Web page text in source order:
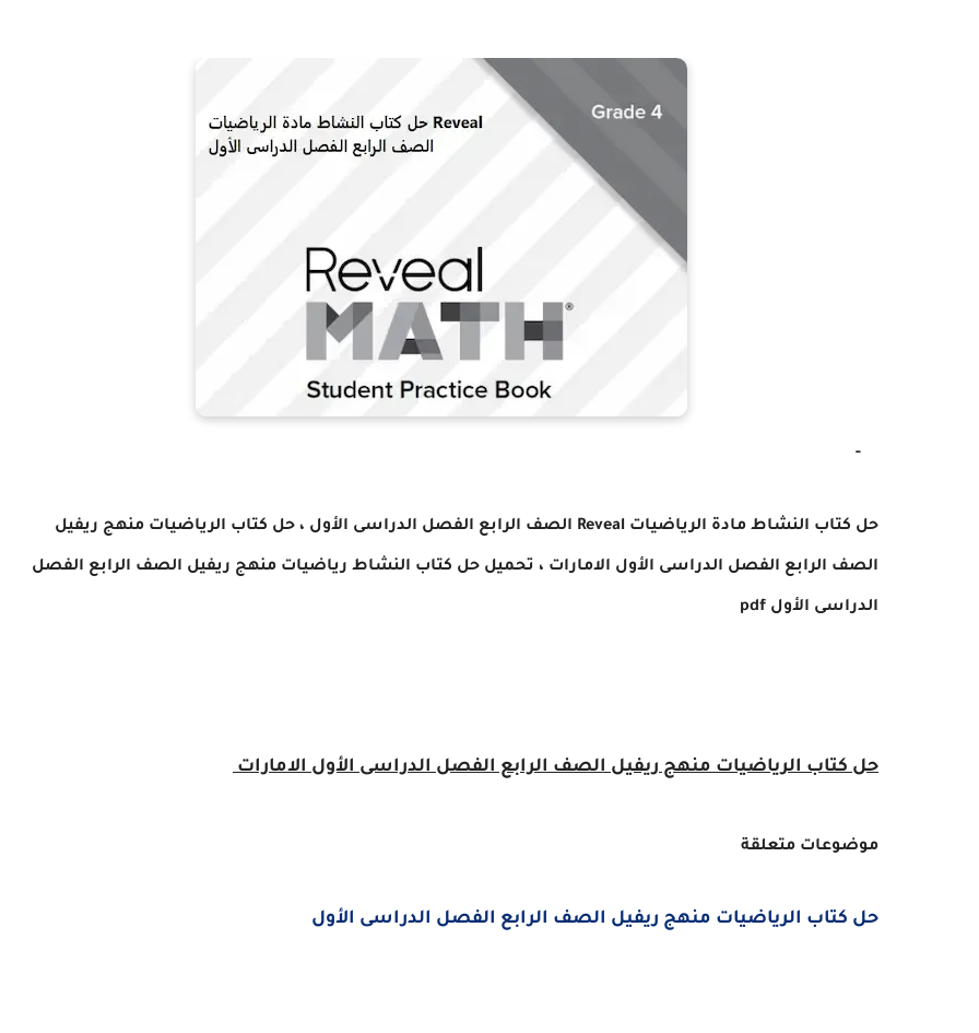
-
حل كتاب النشاط مادة الرياضيات Reveal الصف الرابع الفصل الدراسى الأول ، حل كتاب الرياضيات منهج ريفيل
الصف الرابع الفصل الدراسى الأول الامارات ، تحميل حل كتاب النشاط رياضيات منهج ريفيل الصف الرابع الفصل
الدراسى الأول pdf
حل كتاب الرياضيات منهج ريفيل الصف الرابع الفصل الدراسى الأول الامارات
موضوعات متعلقة
حل كتاب الرياضيات منهج ريفيل الصف الرابع الفصل الدراسى الأول